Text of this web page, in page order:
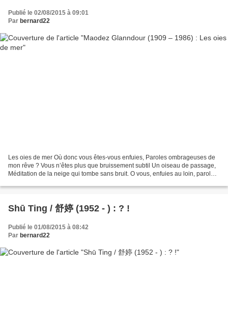
Publié le 02/08/2015 à 09:01
Par bernard22
Les oies de mer Où donc vous êtes-vous enfuies, Paroles ombrageuses de
mon rêve ? Vous n’êtes plus que bruissement subtil Un oiseau de passage,
Méditation de la neige qui tombe sans bruit. O vous, enfuies au loin, paroles
Shū Ting / 舒婷 (1952 - ) : ? !
Publié le 01/08/2015 à 08:42
Par bernard22